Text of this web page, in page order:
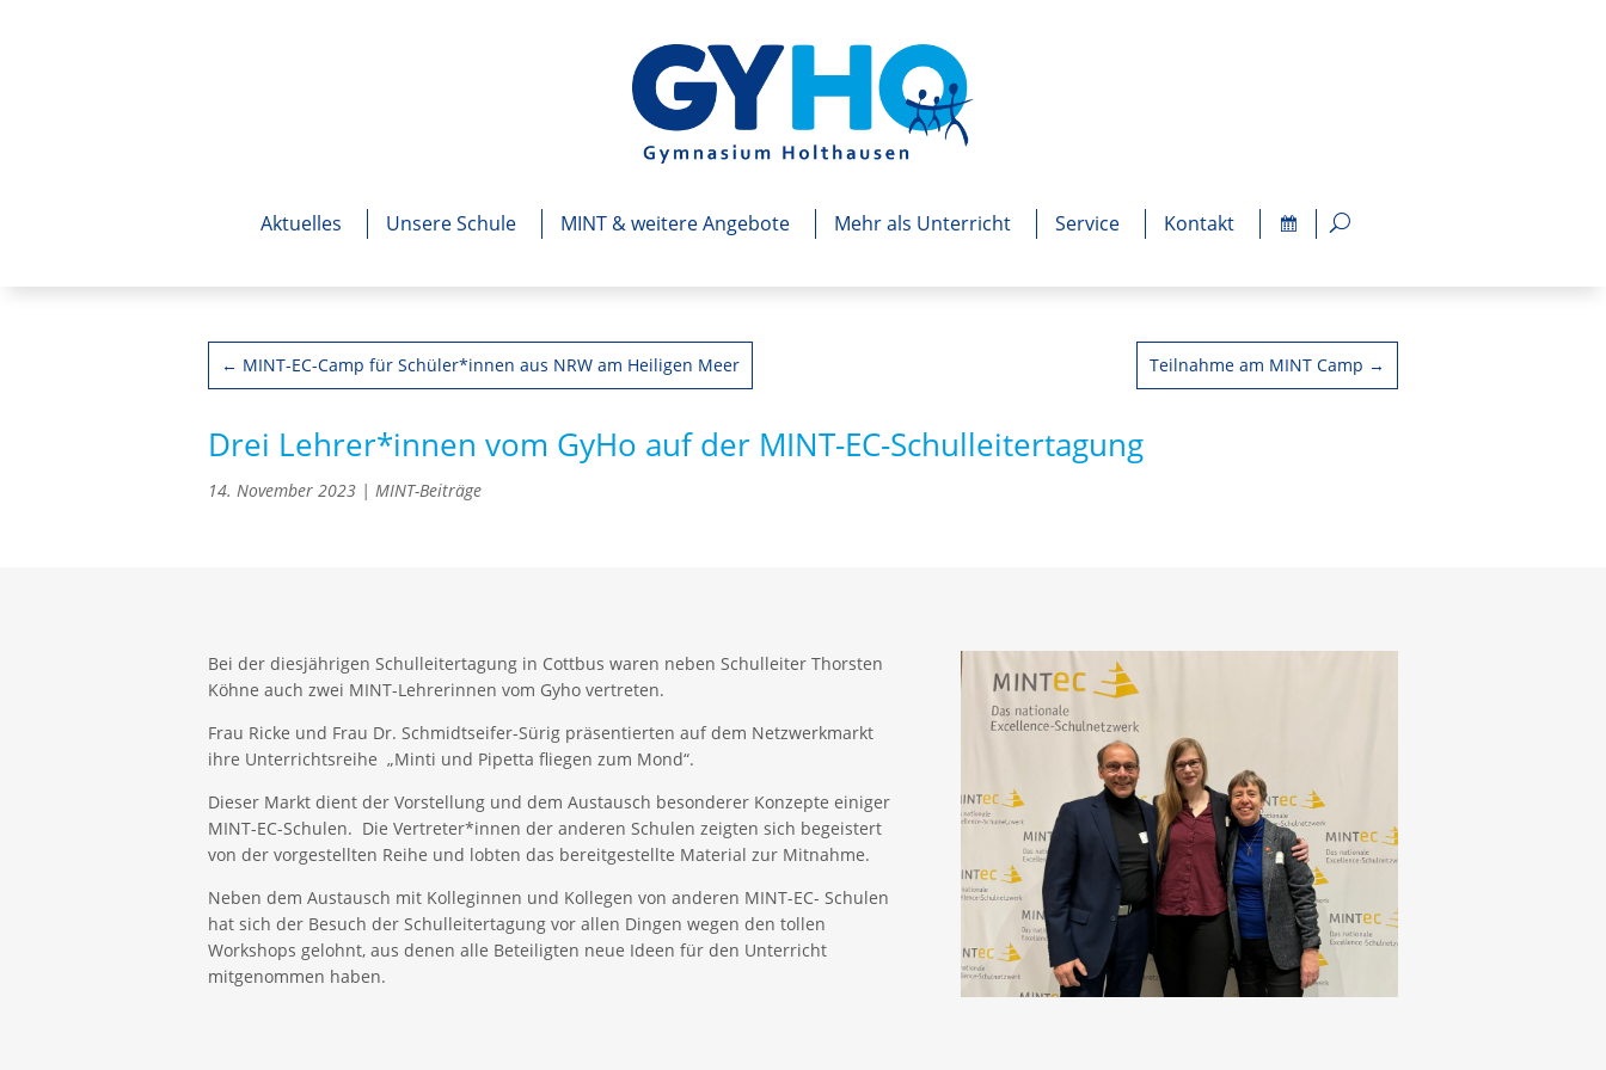
Aktuelles Unsere Schule MINT & weitere Angebote Mehr als Unterricht Service Kontakt
← MINT-EC-Camp für Schüler*innen aus NRW am Heiligen Meer Teilnahme am MINT Camp →
Drei Lehrer*innen vom GyHo auf der MINT-EC-Schulleitertagung
14. November 2023 | MINT-Beiträge
Bei der diesjährigen Schulleitertagung in Cottbus waren neben Schulleiter Thorsten
Köhne auch zwei MINT-Lehrerinnen vom Gyho vertreten.
Frau Ricke und Frau Dr. Schmidtseifer-Sürig präsentierten auf dem Netzwerkmarkt
ihre Unterrichtsreihe „Minti und Pipetta fliegen zum Mond“.
Dieser Markt dient der Vorstellung und dem Austausch besonderer Konzepte einiger
MINT-EC-Schulen. Die Vertreter*innen der anderen Schulen zeigten sich begeistert
von der vorgestellten Reihe und lobten das bereitgestellte Material zur Mitnahme.
Neben dem Austausch mit Kolleginnen und Kollegen von anderen MINT-EC- Schulen
hat sich der Besuch der Schulleitertagung vor allen Dingen wegen den tollen
Workshops gelohnt, aus denen alle Beteiligten neue Ideen für den Unterricht
mitgenommen haben.